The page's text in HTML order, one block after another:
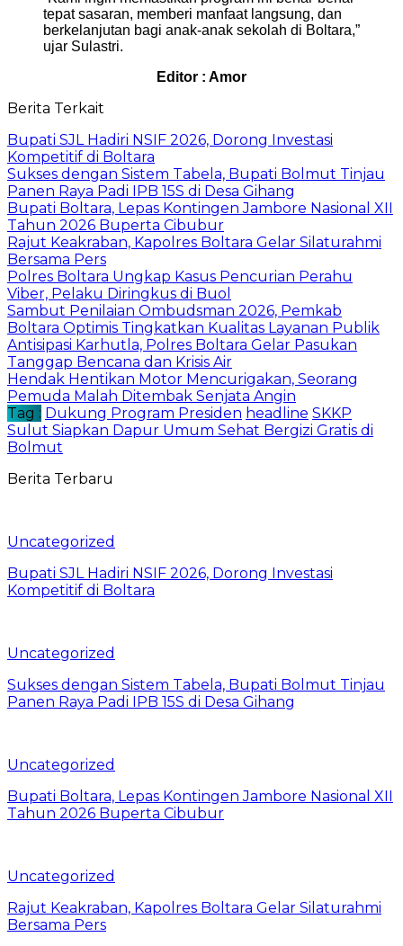
tepat sasaran, memberi manfaat langsung, dan
berkelanjutan bagi anak-anak sekolah di Boltara,”
ujar Sulastri.
Editor : Amor
Berita Terkait
Bupati SJL Hadiri NSIF 2026, Dorong Investasi
Kompetitif di Boltara
Sukses dengan Sistem Tabela, Bupati Bolmut Tinjau
Panen Raya Padi IPB 15S di Desa Gihang
Bupati Boltara, Lepas Kontingen Jambore Nasional XII
Tahun 2026 Buperta Cibubur
Rajut Keakraban, Kapolres Boltara Gelar Silaturahmi
Bersama Pers
Polres Boltara Ungkap Kasus Pencurian Perahu
Viber, Pelaku Diringkus di Buol
Sambut Penilaian Ombudsman 2026, Pemkab
Boltara Optimis Tingkatkan Kualitas Layanan Publik
Antisipasi Karhutla, Polres Boltara Gelar Pasukan
Tanggap Bencana dan Krisis Air
Hendak Hentikan Motor Mencurigakan, Seorang
Pemuda Malah Ditembak Senjata Angin
Tag : Dukung Program Presiden headline SKKP
Sulut Siapkan Dapur Umum Sehat Bergizi Gratis di
Bolmut
Berita Terbaru
Uncategorized
Bupati SJL Hadiri NSIF 2026, Dorong Investasi
Kompetitif di Boltara
Uncategorized
Sukses dengan Sistem Tabela, Bupati Bolmut Tinjau
Panen Raya Padi IPB 15S di Desa Gihang
Uncategorized
Bupati Boltara, Lepas Kontingen Jambore Nasional XII
Tahun 2026 Buperta Cibubur
Uncategorized
Rajut Keakraban, Kapolres Boltara Gelar Silaturahmi
Bersama Pers